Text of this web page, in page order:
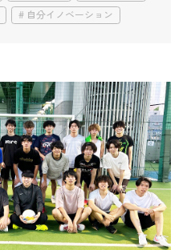
自分イノベーション